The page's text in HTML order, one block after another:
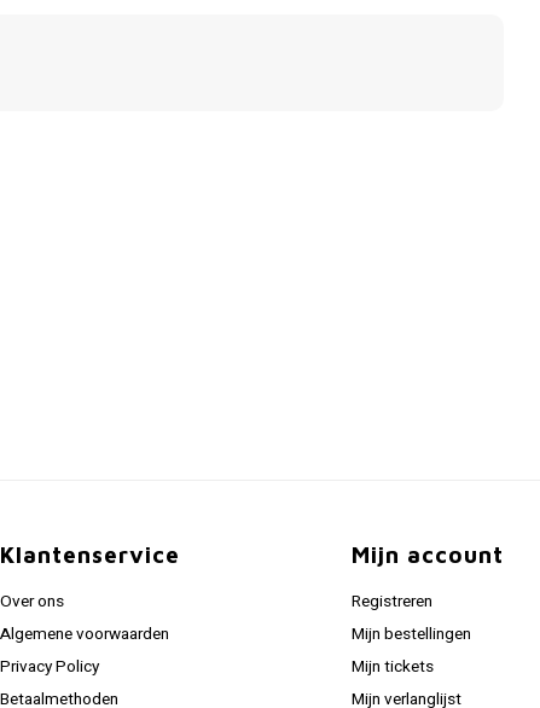
Klantenservice
Over ons
Algemene voorwaarden
Privacy Policy
Betaalmethoden
Mijn account
Registreren
Mijn bestellingen
Mijn tickets
Mijn verlanglijst